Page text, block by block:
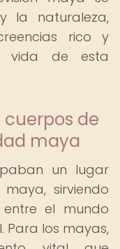
la naturaleza,
rico y
vida de esta
cuerpos de
maya
un lugar
sirviendo
el mundo
Para los mayas,